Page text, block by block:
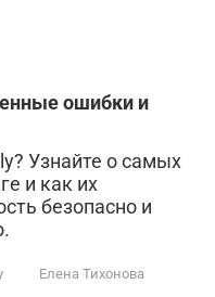
ошибки и
Узнайте о самых
и как их
безопасно и
Елена Тихонова